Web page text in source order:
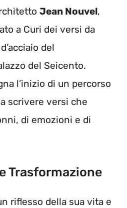
Jean Nouvel,
a Curi dei versi da
del
del Seicento.
l’inizio di un percorso
scrivere versi che
di emozioni e di
Trasformazione
riflesso della sua vita e